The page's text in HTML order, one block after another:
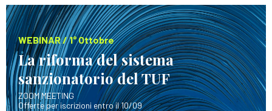
WEBINAR / 1° Ottobre
La riforma del sistema
sanzionatorio del TUF
ZOOM MEETING
Offerte per iscrizioni entro il 10/09